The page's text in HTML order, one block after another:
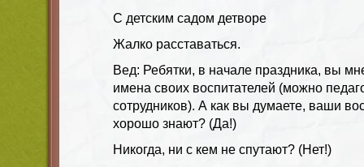
С детским садом детворе
Жалко расставаться.
Вед: Ребятки, в начале праздника, вы
имена своих воспитателей (можно
сотрудников). А как вы думаете, ваши
хорошо знают? (Да!)
Никогда, ни с кем не спутают? (Нет!)